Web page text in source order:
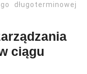
długoterminowej
ciągu